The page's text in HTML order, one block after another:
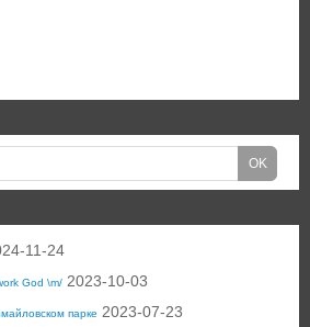
11-24
God \m/ 2023-10-03
парке 2023-07-23